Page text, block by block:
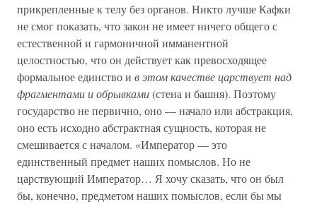
прикрепленные к телу без органов. Никто лучше Кафки
не смог показать, что закон не имеет ничего общего с
естественной и гармоничной имманентной
целостностью, что он действует как превосходящее
формальное единство и в этом качестве царствует над
фрагментами и обрывками(стена и башня). Поэтому
государство не первично, оно — начало или абстракция,
оно есть исходно абстрактная сущность, которая не
смешивается с началом. «Император — это
единственный предмет наших помыслов. Но не
царствующий Император… Я хочу сказать, что он был
бы, конечно, предметом наших помыслов, если бы мы